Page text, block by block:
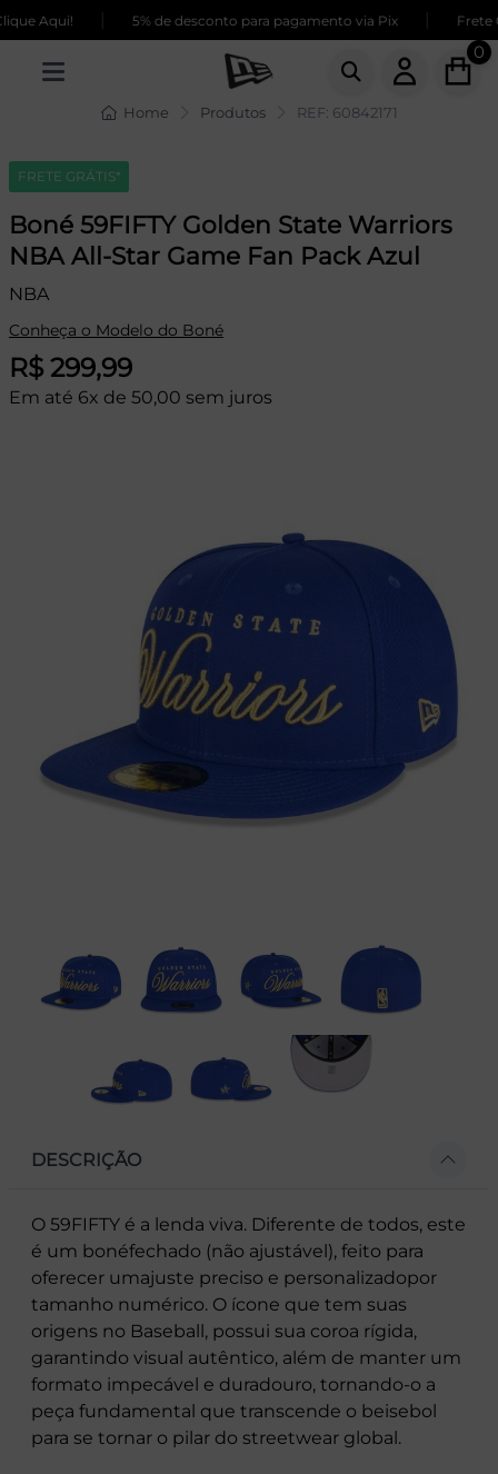
Aqui! 5% de desconto para pagamento via Pix Frete
0
Home Produtos REF: 60842171
FRETE GRÁTIS*
Boné 59FIFTY Golden State Warriors
NBA All-Star Game Fan Pack Azul
NBA
Conheça o Modelo do Boné
R$ 299,99
Em até 6x de 50,00 sem juros
DESCRIÇÃO
O 59FIFTY é a lenda viva. Diferente de todos, este
é um bonéfechado (não ajustável), feito para
oferecer umajuste preciso e personalizadopor
tamanho numérico. O ícone que tem suas
origens no Baseball, possui sua coroa rígida,
garantindo visual autêntico, além de manter um
formato impecável e duradouro, tornando-o a
peça fundamental que transcende o beisebol
para se tornar o pilar do streetwear global.